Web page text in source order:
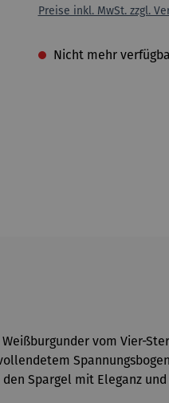
Preise inkl. MwSt. zzgl.
Nicht mehr
vom Vier-
Spargel mit Eleganz und